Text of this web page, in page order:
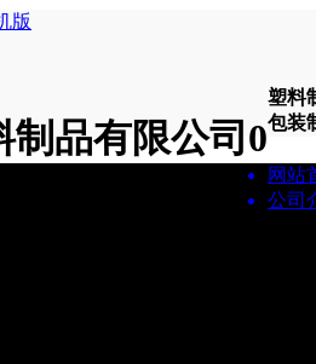
版
品有限公司 0
塑料
包装
网站
公司